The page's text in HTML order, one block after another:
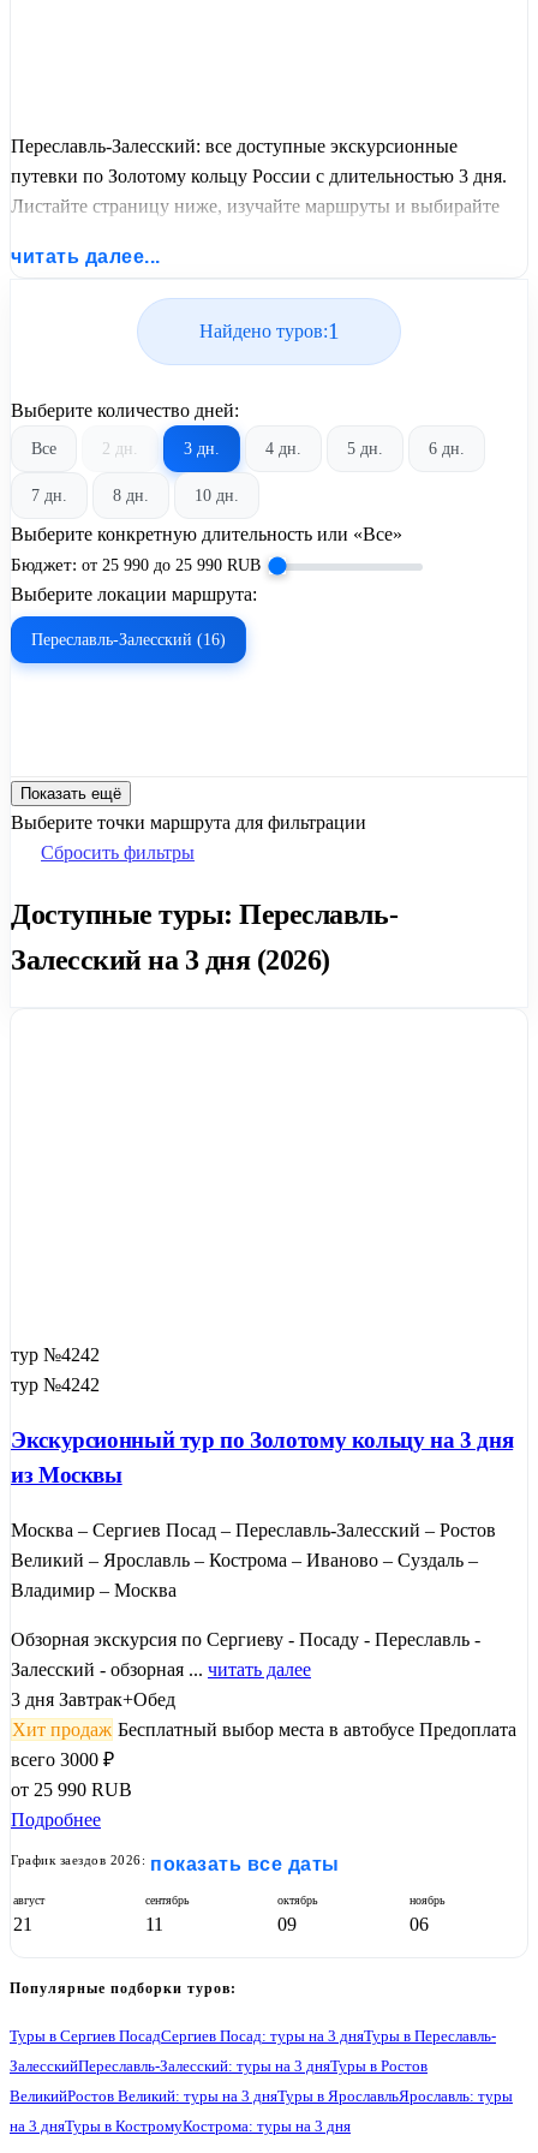
Переславль-Залесский: все доступные экскурсионные
путевки по Золотому кольцу России с длительностью 3 дня.
Листайте страницу ниже, изучайте маршруты и выбирайте
предложений от United Travel Systems.
читать далее...
Найдено туров:1
Выберите количество дней:
Все 2 дн. 3 дн. 4 дн. 5 дн. 6 дн.
7 дн. 8 дн. 10 дн.
Выберите конкретную длительность или «Все»
Бюджет: от 25 990 до 25 990 RUB
Выберите локации маршрута:
Переславль-Залесский (16)
Показать ещё
Выберите точки маршрута для фильтрации
Сбросить фильтры
Доступные туры: Переславль-
Залесский на 3 дня (2026)
тур №4242
тур №4242
Экскурсионный тур по Золотому кольцу на 3 дня
из Москвы
Москва – Сергиев Посад – Переславль-Залесский – Ростов
Великий – Ярославль – Кострома – Иваново – Суздаль –
Владимир – Москва
Обзорная экскурсия по Сергиеву - Посаду - Переславль -
Залесский - обзорная ... читать далее
3 дня Завтрак+Обед
Хит продаж Бесплатный выбор места в автобусе Предоплата
всего 3000 ₽
от 25 990 RUB
Подробнее
График заездов 2026: показать все даты
август
21
сентябрь
11
октябрь
09
ноябрь
06
Популярные подборки туров:
Туры в Сергиев ПосадСергиев Посад: туры на 3 дняТуры в Переславль-
ЗалесскийПереславль-Залесский: туры на 3 дняТуры в Ростов
ВеликийРостов Великий: туры на 3 дняТуры в ЯрославльЯрославль: туры
на 3 дняТуры в КостромуКострома: туры на 3 дня